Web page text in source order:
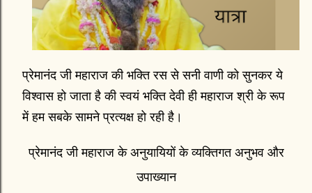
प्रेमानंद जी महाराज की भक्ति रस से सनी वाणी को सुनकर ये
विश्वास हो जाता है की स्वयं भक्ति देवी ही महाराज श्री के रूप
में हम सबके सामने प्रत्यक्ष हो रही है।
प्रेमानंद जी महाराज के अनुयायियों के व्यक्तिगत अनुभव और
उपाख्यान